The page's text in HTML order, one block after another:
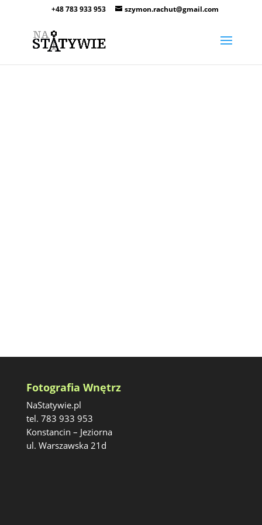
+48 783 933 953 szymon.rachut@gmail.com
Zdjecia sklepów
Fotografia Wnętrz
NaStatywie.pl
tel. 783 933 953
Konstancin – Jeziorna
ul. Warszawska 21d